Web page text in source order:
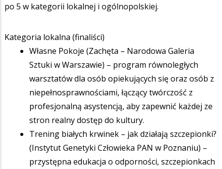
po 5 w kategorii lokalnej i ogólnopolskiej.
Kategoria lokalna (finaliści)
Własne Pokoje (Zachęta – Narodowa Galeria
Sztuki w Warszawie) – program równoległych
warsztatów dla osób opiekujących się oraz osób z
niepełnosprawnościami, łączący twórczość z
profesjonalną asystencją, aby zapewnić każdej ze
stron realny dostęp do kultury.
Trening białych krwinek – jak działają szczepionki?
(Instytut Genetyki Człowieka PAN w Poznaniu) –
przystępna edukacja o odporności, szczepionkach